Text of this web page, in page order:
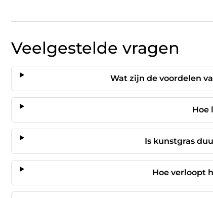
Veelgestelde vragen
Wat zijn de voordelen
Hoe
Is kunstgras
Hoe verloopt